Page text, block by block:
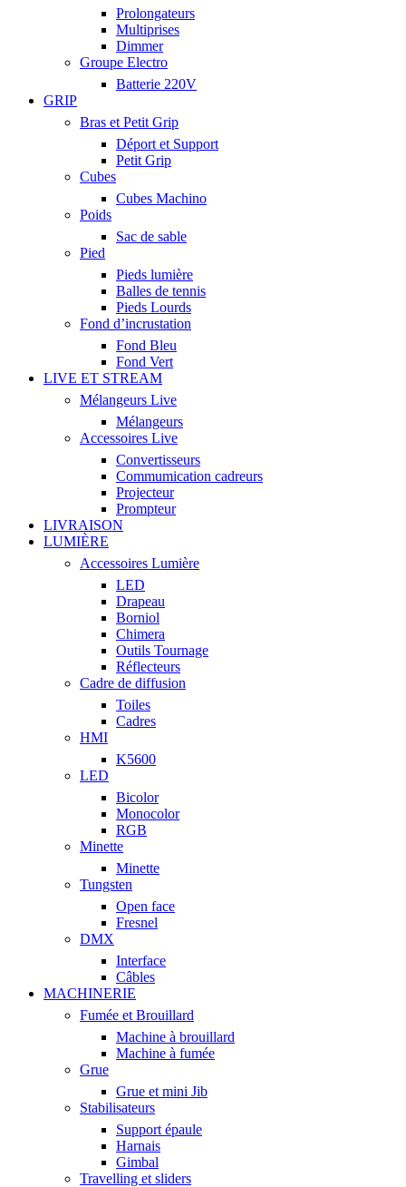
Prolongateurs
Multiprises
Dimmer
Groupe Electro
Batterie 220V
GRIP
Bras et Petit Grip
Déport et Support
Petit Grip
Cubes
Cubes Machino
Poids
Sac de sable
Pied
Pieds lumière
Balles de tennis
Pieds Lourds
Fond d’incrustation
Fond Bleu
Fond Vert
LIVE ET STREAM
Mélangeurs Live
Mélangeurs
Accessoires Live
Convertisseurs
Commumication cadreurs
Projecteur
Prompteur
LIVRAISON
LUMIÈRE
Accessoires Lumière
LED
Drapeau
Borniol
Chimera
Outils Tournage
Réflecteurs
Cadre de diffusion
Toiles
Cadres
HMI
K5600
LED
Bicolor
Monocolor
RGB
Minette
Minette
Tungsten
Open face
Fresnel
DMX
Interface
Câbles
MACHINERIE
Fumée et Brouillard
Machine à brouillard
Machine à fumée
Grue
Grue et mini Jib
Stabilisateurs
Support épaule
Harnais
Gimbal
Travelling et sliders